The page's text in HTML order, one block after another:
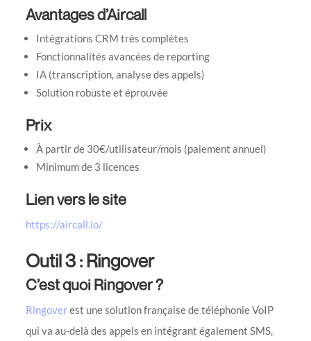
Avantages d’Aircall
Intégrations CRM très complètes
Fonctionnalités avancées de reporting
IA (transcription, analyse des appels)
Solution robuste et éprouvée
Prix
À partir de 30€/utilisateur/mois (paiement annuel)
Minimum de 3 licences
Lien vers le site
https://aircall.io/
Outil 3 : Ringover
C’est quoi Ringover ?
Ringoverest une solution française de téléphonie VoIP
qui va au-delà des appels en intégrant également SMS,